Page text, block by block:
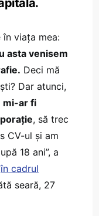
viața mea:
asta venisem
Deci mă
Dar atunci,
mi-ar fi
, să trec
CV-ul și am
18 ani”, a
în cadrul
seară, 27